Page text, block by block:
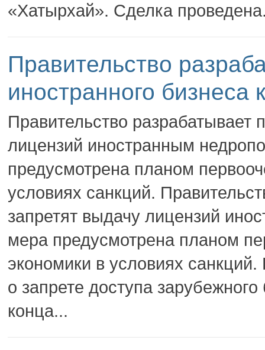
«Хатырхай». Сделка
Правительство
иностранного бизнеса
Правительство разрабатывает
лицензий иностранным
предусмотрена планом
условиях санкций.
запретят выдачу лицензий
мера предусмотрена планом
экономики в условиях
о запрете доступа
конца...